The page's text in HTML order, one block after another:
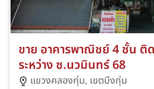
ขาย อาคารพาณิชย์ 4 ชั้น
ระหว่าง ซ.นวมินทร์ 68
แขวงคลองกุ่ม, เขตบึงกุ่ม